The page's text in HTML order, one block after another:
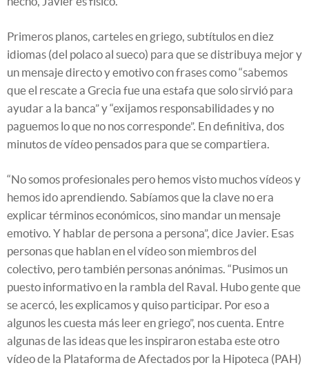
Primeros planos, carteles en griego, subtítulos en diez
idiomas (del polaco al sueco) para que se distribuya mejor y
un mensaje directo y emotivo con frases como “sabemos
que el rescate a Grecia fue una estafa que solo sirvió para
ayudar a la banca” y “exijamos responsabilidades y no
paguemos lo que no nos corresponde”. En definitiva, dos
minutos de vídeo pensados para que se compartiera.
“No somos profesionales pero hemos visto muchos vídeos y
hemos ido aprendiendo. Sabíamos que la clave no era
explicar términos económicos, sino mandar un mensaje
emotivo. Y hablar de persona a persona”, dice Javier. Esas
personas que hablan en el vídeo son miembros del
colectivo, pero también personas anónimas. “Pusimos un
puesto informativo en la rambla del Raval. Hubo gente que
se acercó, les explicamos y quiso participar. Por eso a
algunos les cuesta más leer en griego”, nos cuenta. Entre
algunas de las ideas que les inspiraron estaba este otro
vídeo de la Plataforma de Afectados por la Hipoteca (PAH)